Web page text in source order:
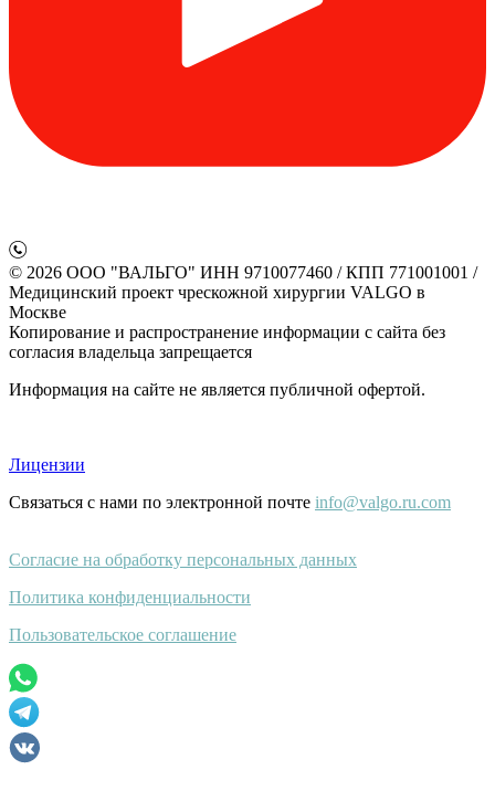
© 2026 ООО "ВАЛЬГО" ИНН 9710077460 / КПП 771001001 /
Медицинский проект чрескожной хирургии VALGO в
Москве
Копирование и распространение информации с сайта без
согласия владельца запрещается
Информация на сайте не является публичной офертой.
Лицензии
Связаться с нами по электронной почте info@valgo.ru.com
Согласие на обработку персональных данных
Политика конфиденциальности
Пользовательское соглашение